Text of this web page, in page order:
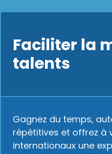
Faciliter la
talents
Gagnez du temps,
répétitives et offrez à
internationaux une